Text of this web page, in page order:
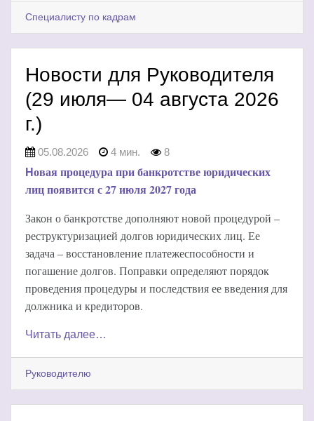
Специалисту по кадрам
Новости для Руководителя
(29 июля— 04 августа 2026
г.)
05.08.2026 4 мин.
8
Новая процедура при банкротстве юридических
лиц появится с 27 июля 2027 года
Закон о банкротстве дополняют новой процедурой –
реструктуризацией долгов юридических лиц. Ее
задача – восстановление платежеспособности и
погашение долгов. Поправки определяют порядок
проведения процедуры и последствия ее введения для
должника и кредиторов.
Читать далее…
Руководителю